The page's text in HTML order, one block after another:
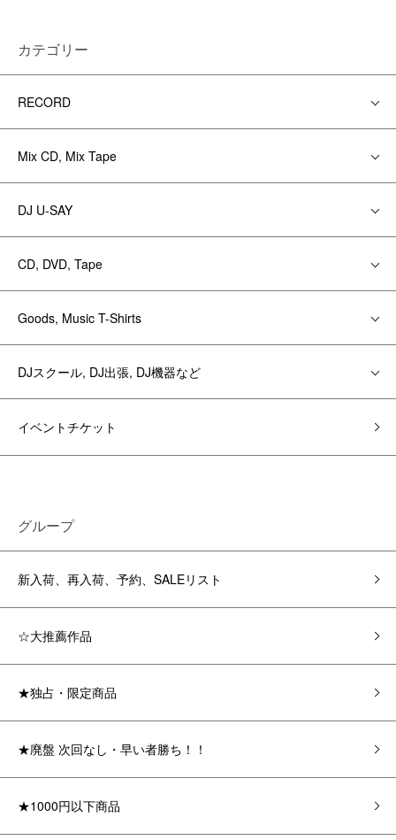
カテゴリー
RECORD
Mix CD, Mix Tape
DJ U-SAY
CD, DVD, Tape
Goods, Music T-Shirts
DJスクール, DJ出張, DJ機器など
イベントチケット
グループ
新入荷、再入荷、予約、SALEリスト
☆大推薦作品
★独占・限定商品
★廃盤 次回なし・早い者勝ち！！
★1000円以下商品